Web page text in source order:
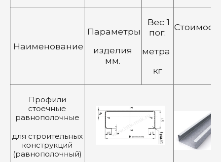
Наименование
Параметры
изделия
мм.
Вес 1
пог.
метра
кг
Профили
стоечные
равнополочные
для строительных
конструкций
(равнополочный)